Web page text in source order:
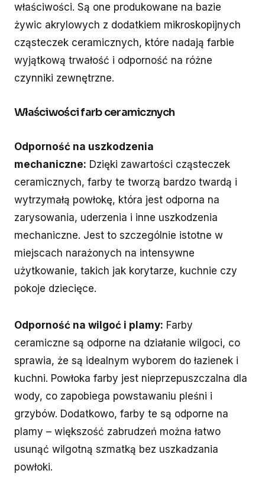
właściwości. Są one produkowane na bazie
żywic akrylowych z dodatkiem mikroskopijnych
cząsteczek ceramicznych, które nadają farbie
wyjątkową trwałość i odporność na różne
czynniki zewnętrzne.
Właściwości farb ceramicznych
Odporność na uszkodzenia
mechaniczne: Dzięki zawartości cząsteczek
ceramicznych, farby te tworzą bardzo twardą i
wytrzymałą powłokę, która jest odporna na
zarysowania, uderzenia i inne uszkodzenia
mechaniczne. Jest to szczególnie istotne w
miejscach narażonych na intensywne
użytkowanie, takich jak korytarze, kuchnie czy
pokoje dziecięce.
Odporność na wilgoć i plamy: Farby
ceramiczne są odporne na działanie wilgoci, co
sprawia, że są idealnym wyborem do łazienek i
kuchni. Powłoka farby jest nieprzepuszczalna dla
wody, co zapobiega powstawaniu pleśni i
grzybów. Dodatkowo, farby te są odporne na
plamy – większość zabrudzeń można łatwo
usunąć wilgotną szmatką bez uszkadzania
powłoki.